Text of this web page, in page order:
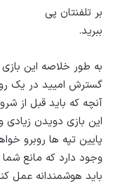
بر تلفنتان پی
به طور خلاصه این
گسترش امیید در یک
آنچه که باید قبل از
این بازی دویدن زیادی
پایین تپه ها روبرو
وجود دارد که مانع
باید هوشمندانه عمل